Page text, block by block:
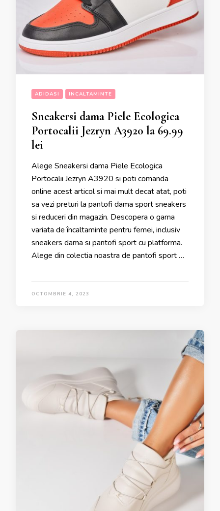
ADIDASI INCALTAMINTE
Sneakersi dama Piele Ecologica
Portocalii Jezryn A3920 la 69.99
lei
Alege Sneakersi dama Piele Ecologica
Portocalii Jezryn A3920 si poti comanda
online acest articol si mai mult decat atat, poti
sa vezi preturi la pantofi dama sport sneakers
si reduceri din magazin. Descopera o gama
variata de încaltaminte pentru femei, inclusiv
sneakers dama si pantofi sport cu platforma.
Alege din colectia noastra de pantofi sport …
OCTOMBRIE 4, 2023